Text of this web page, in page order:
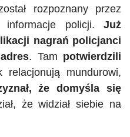
rozpoznany przez
informacje policji. Już
nagrań policjanci
. Tam potwierdzili
relacjonują mundurowi,
że domyśla się
że widział siebie na